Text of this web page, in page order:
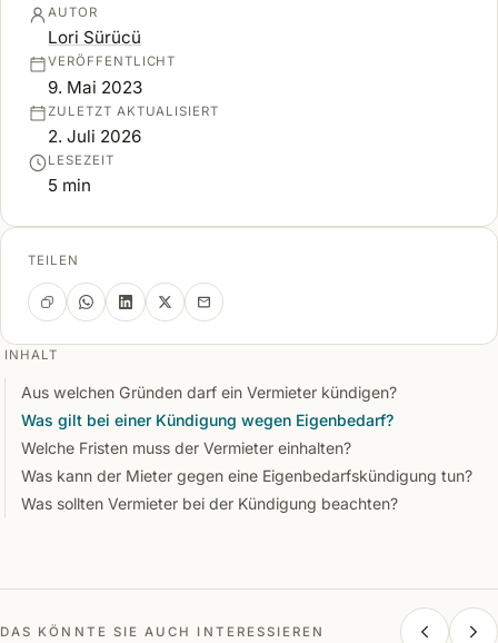
AUTOR
Lori Sürücü
VERÖFFENTLICHT
9. Mai 2023
ZULETZT AKTUALISIERT
2. Juli 2026
LESEZEIT
5 min
TEILEN
INHALT
Aus welchen Gründen darf ein Vermieter kündigen?
Was gilt bei einer Kündigung wegen Eigenbedarf?
Welche Fristen muss der Vermieter einhalten?
Was kann der Mieter gegen eine Eigenbedarfskündigung tun?
Was sollten Vermieter bei der Kündigung beachten?
DAS KÖNNTE SIE AUCH INTERESSIEREN